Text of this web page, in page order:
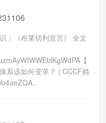
：《布莱切利宣言》 全文
【
系该如何变革？ | CCCF精